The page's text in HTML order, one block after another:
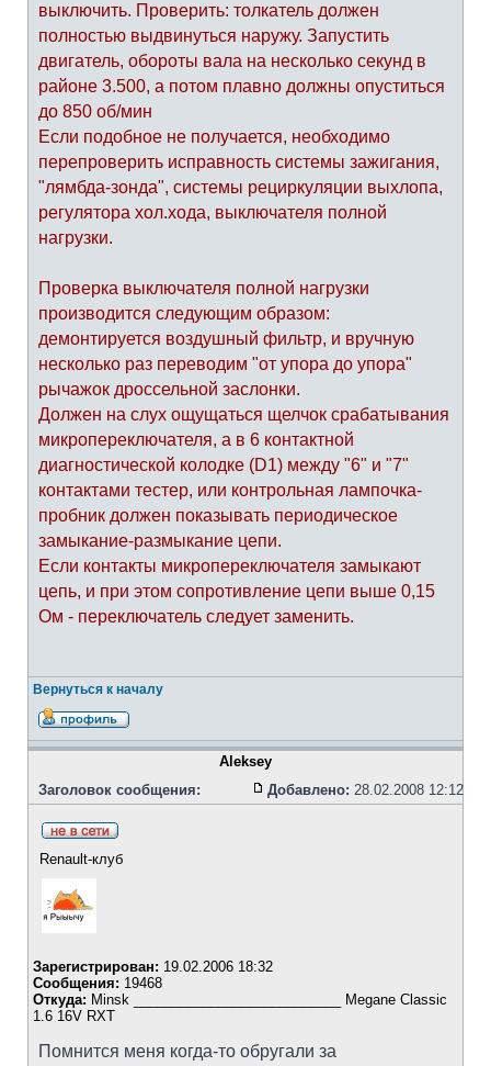
выключить. Проверить: толкатель должен
полностью выдвинуться наружу. Запустить
двигатель, обороты вала на несколько секунд в
районе 3.500, а потом плавно должны опуститься
до 850 об/мин
Если подобное не получается, необходимо
перепроверить исправность системы зажигания,
"лямбда-зонда", системы рециркуляции выхлопа,
регулятора хол.хода, выключателя полной
нагрузки.
Проверка выключателя полной нагрузки
производится следующим образом:
демонтируется воздушный фильтр, и вручную
несколько раз переводим "от упора до упора"
рычажок дроссельной заслонки.
Должен на слух ощущаться щелчок срабатывания
микропереключателя, а в 6 контактной
диагностической колодке (D1) между "6" и "7"
контактами тестер, или контрольная лампочка-
пробник должен показывать периодическое
замыкание-размыкание цепи.
Если контакты микропереключателя замыкают
цепь, и при этом сопротивление цепи выше 0,15
Ом - переключатель следует заменить.
Вернуться к началу
Aleksey
Заголовок сообщения:
Добавлено: 28.02.2008 12:12
Renault-клуб
Зарегистрирован: 19.02.2006 18:32
Сообщения: 19468
Откуда: Minsk ___________________________ Megane Classic
1.6 16V RXT
Помнится меня когда-то обругали за